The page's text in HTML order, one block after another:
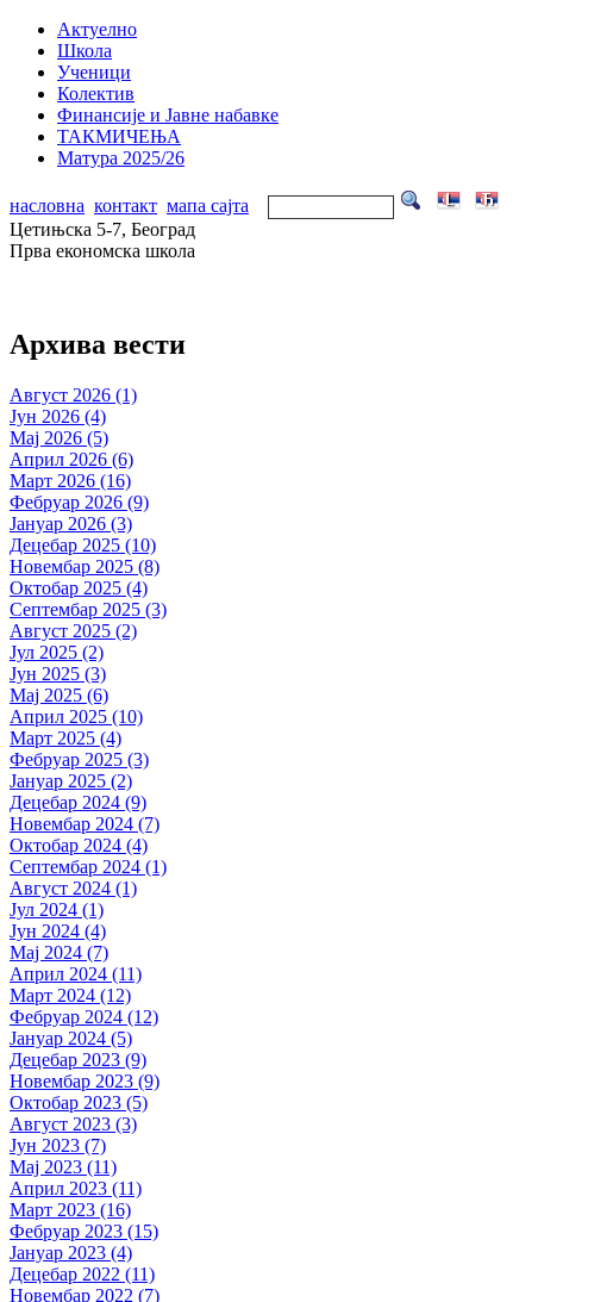
Актуелно
Школа
Ученици
Колектив
Финансије и Јавне набавке
ТАКМИЧЕЊА
Матура 2025/26
насловна контакт мапа сајта
Цетињска 5-7, Београд
Прва економска школа
Архива вести
Август 2026 (1)
Јун 2026 (4)
Мај 2026 (5)
Април 2026 (6)
Март 2026 (16)
Фебруар 2026 (9)
Јануар 2026 (3)
Децебар 2025 (10)
Новембар 2025 (8)
Октобар 2025 (4)
Септембар 2025 (3)
Август 2025 (2)
Јул 2025 (2)
Јун 2025 (3)
Мај 2025 (6)
Април 2025 (10)
Март 2025 (4)
Фебруар 2025 (3)
Јануар 2025 (2)
Децебар 2024 (9)
Новембар 2024 (7)
Октобар 2024 (4)
Септембар 2024 (1)
Август 2024 (1)
Јул 2024 (1)
Јун 2024 (4)
Мај 2024 (7)
Април 2024 (11)
Март 2024 (12)
Фебруар 2024 (12)
Јануар 2024 (5)
Децебар 2023 (9)
Новембар 2023 (9)
Октобар 2023 (5)
Август 2023 (3)
Јун 2023 (7)
Мај 2023 (11)
Април 2023 (11)
Март 2023 (16)
Фебруар 2023 (15)
Јануар 2023 (4)
Децебар 2022 (11)
Новембар 2022 (7)